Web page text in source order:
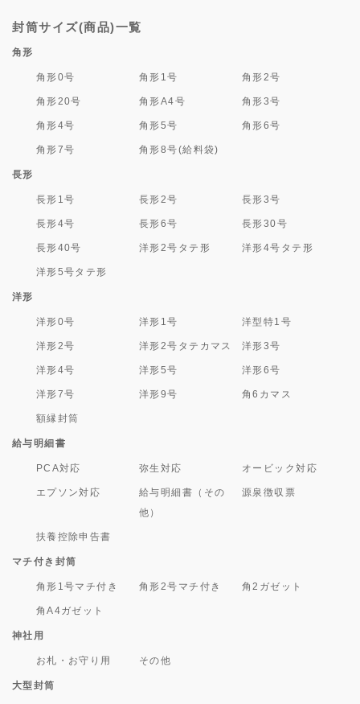
封筒サイズ(商品)一覧
角形
角形0号 角形1号 角形2号
角形20号 角形A4号 角形3号
角形4号 角形5号 角形6号
角形7号 角形8号(給料袋)
長形
長形1号 長形2号 長形3号
長形4号 長形6号 長形30号
長形40号 洋形2号タテ形 洋形4号タテ形
洋形5号タテ形
洋形
洋形0号 洋形1号 洋型特1号
洋形2号 洋形2号タテカマス 洋形3号
洋形4号 洋形5号 洋形6号
洋形7号 洋形9号 角6カマス
額縁封筒
給与明細書
PCA対応 弥生対応 オービック対応
エプソン対応
給与明細書（その
他）
源泉徴収票
扶養控除申告書
マチ付き封筒
角形1号マチ付き 角形2号マチ付き 角2ガゼット
角A4ガゼット
神社用
お札・お守り用 その他
大型封筒